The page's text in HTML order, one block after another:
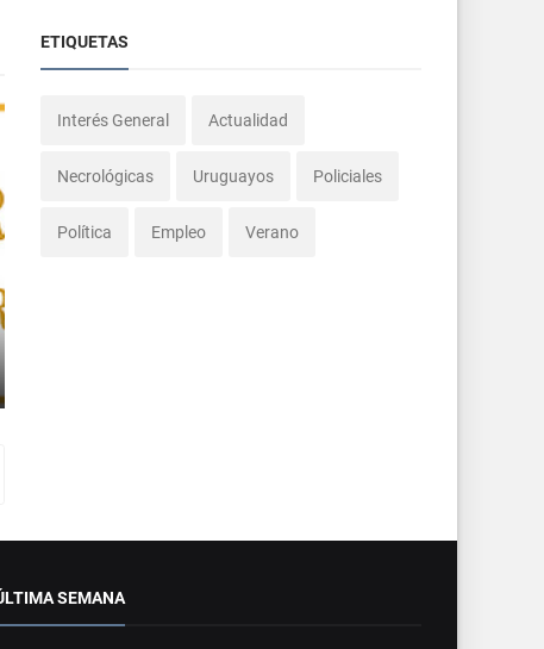
ETIQUETAS
Interés General Actualidad
Necrológicas Uruguayos Policiales
Política Empleo Verano
SEMANA